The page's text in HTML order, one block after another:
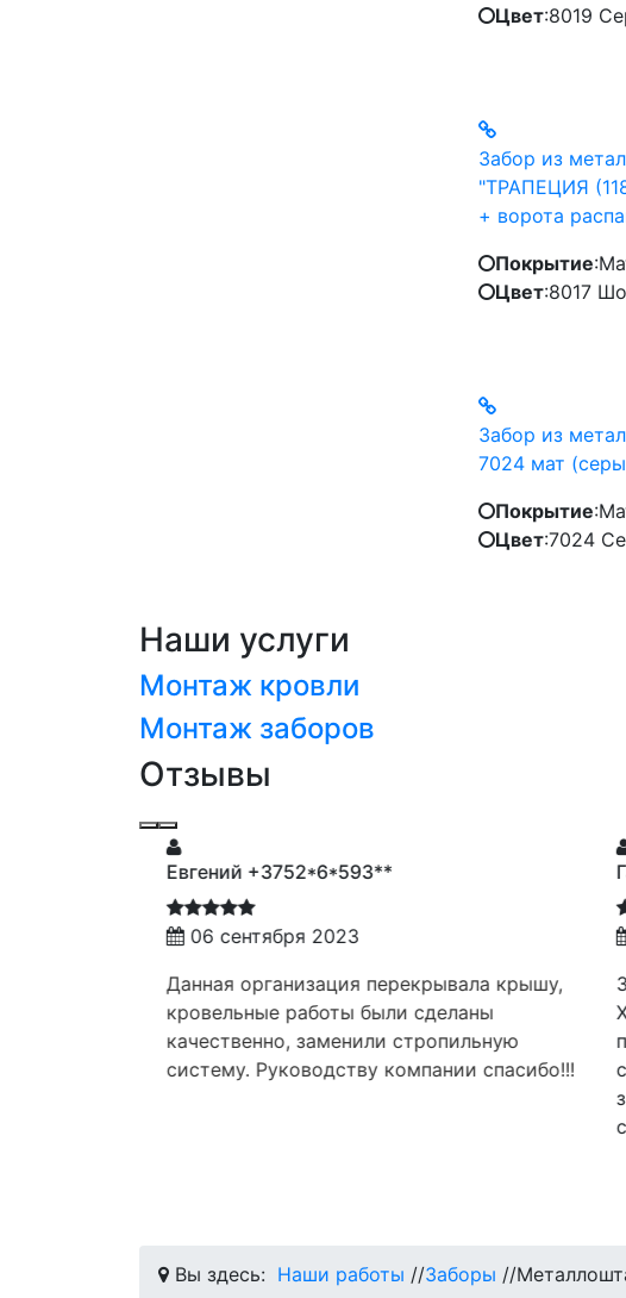
Цвет:8019
Забор из
"ТРАПЕЦИЯ
+ ворота
Покрытие:
Цвет:8017
Забор из
7024 мат
Покрытие:
Цвет:7024
Наши услуги
Монтаж кровли
Монтаж заборов
Отзывы
Евгений +3752*6*593**
06 сентября 2023
Данная организация перекрывала крышу,
кровельные работы были сделаны
качественно, заменили стропильную
систему. Руководству компании спасибо!!!
Вы здесь: Наши работы //Заборы //